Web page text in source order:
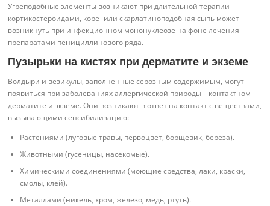
Угреподобные элементы возникают при длительной терапии
кортикостероидами, коре- или скарлатиноподобная сыпь может
возникнуть при инфекционном мононуклеозе на фоне лечения
препаратами пенициллинового ряда.
Пузырьки на кистях при дерматите и экземе
Волдыри и везикулы, заполненные серозным содержимым, могут
появиться при заболеваниях аллергической природы – контактном
дерматите и экземе. Они возникают в ответ на контакт с веществами,
вызывающими сенсибилизацию:
Растениями (луговые травы, первоцвет, борщевик, береза).
Животными (гусеницы, насекомые).
Химическими соединениями (моющие средства, лаки, краски,
смолы, клей).
Металлами (никель, хром, железо, медь, ртуть).